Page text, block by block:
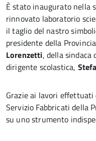
È stato inaugurato nella
rinnovato laboratorio
il taglio del nastro
presidente della
Lorenzetti, della sindaca
dirigente scolastica,
Grazie ai lavori
Servizio Fabbricati della
su uno strumento